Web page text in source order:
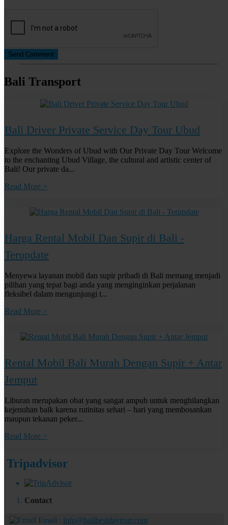
Send Comment
Bali Transport
Bali Driver Private Service Day Tour Ubud
Explore the Wonders of Ubud with Our Private Day Tour Welcome
to the enchanting Ubud Village, the cultural and artistic center of
Bali! Our private da...
Read More >
Harga Rental Mobil Dan Supir di Bali -
Terupdate
Menyewa layanan mobil dan supir pribadi di Bali memang menjadi
pilihan yang tepat bagi anda yang menginginkan perjalanan
fleksibel dalam mengunjungi t...
Read More >
Rental Mobil Bali Murah Dengan Supir + Antar
Jemput
Liburan merupakan obat yang sangat ampuh untuk menghilangkan
kejenuhan baik karena rutinitas sehari – hari yang membosankan
maupun tekanan peker...
Read More >
Tripadvisor
Contact
Email : info@balibestdaytour.com